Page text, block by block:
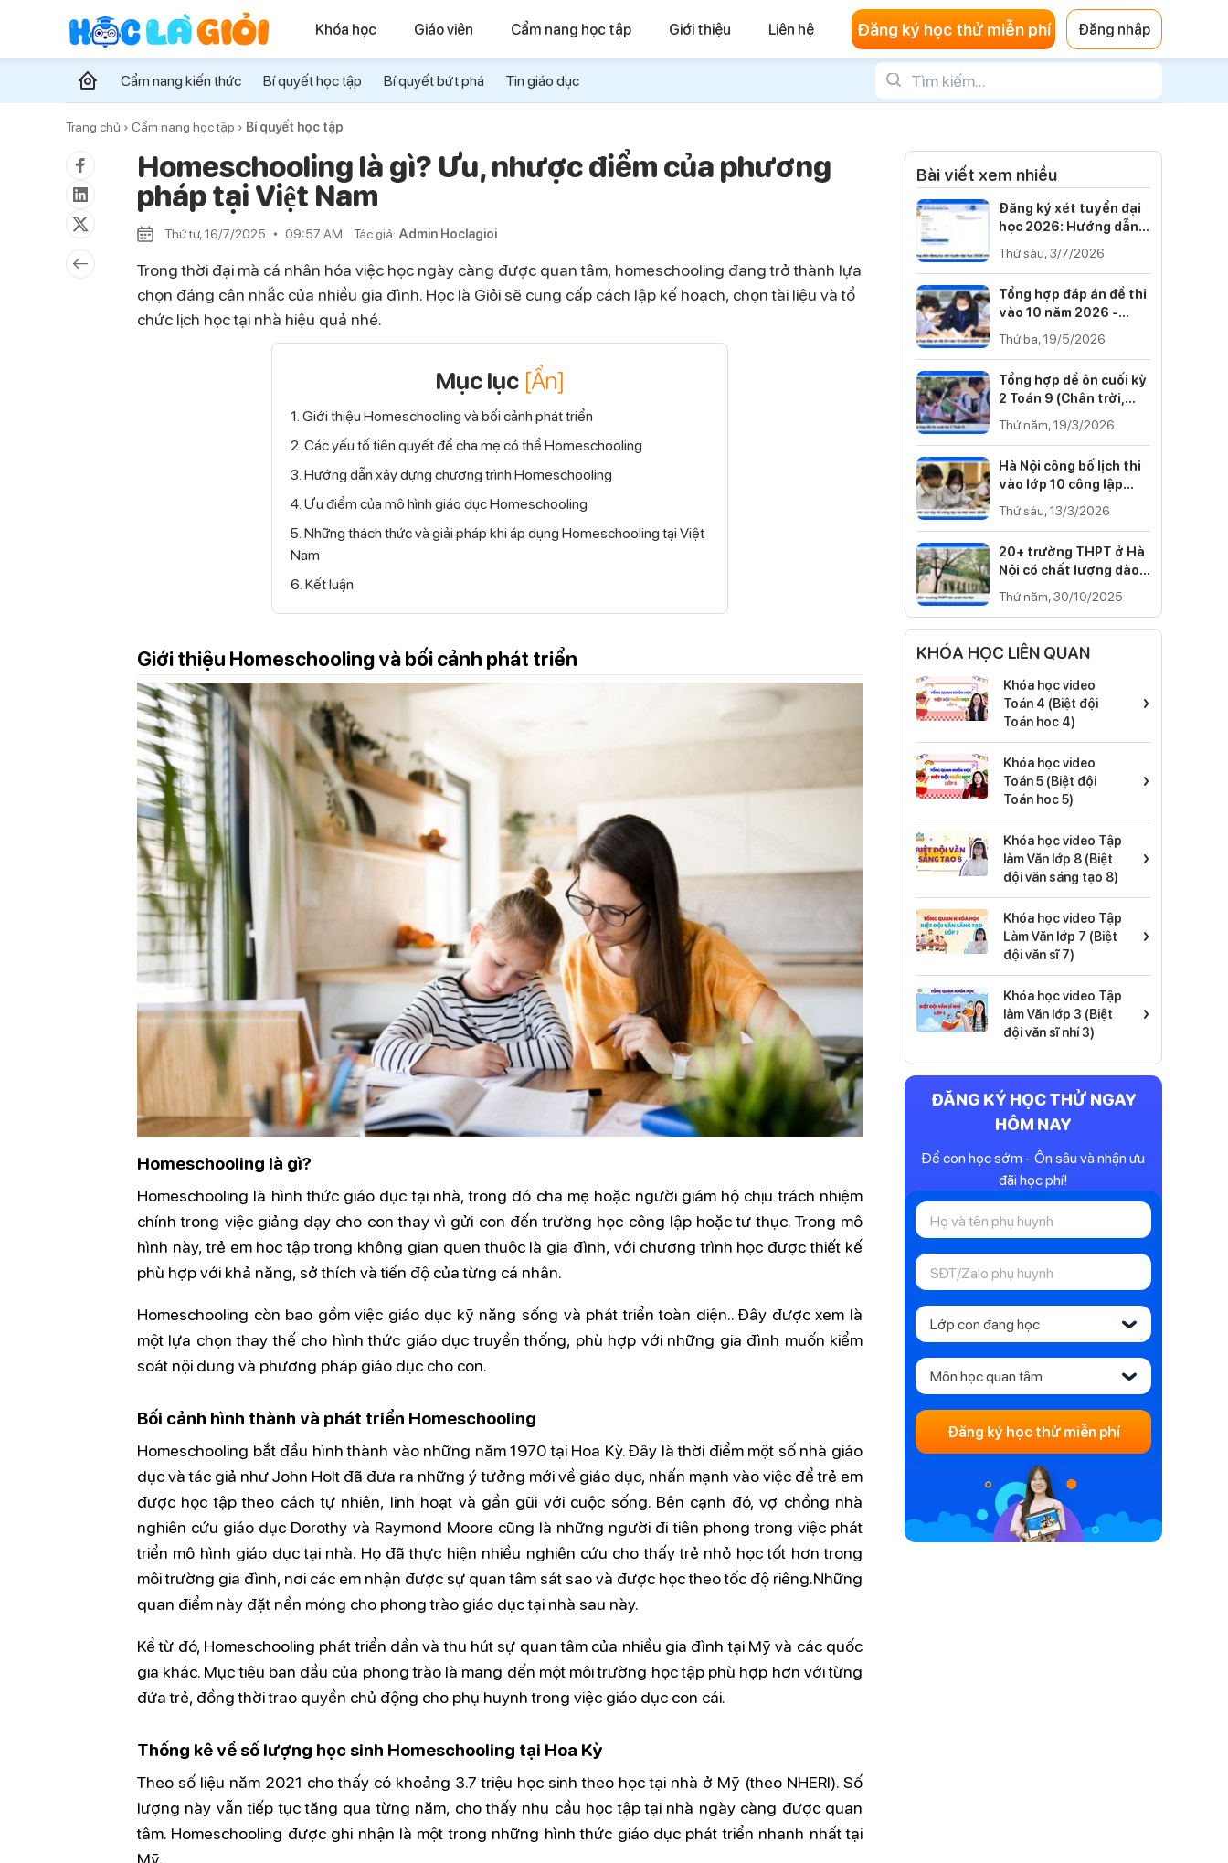
Khóa học Giáo viên Cẩm nang học tập Giới thiệu Liên hệ Đăng ký học thử miễn phí Đăng nhập
Cẩm nang kiến thức Bí quyết học tập Bí quyết bứt phá Tin giáo dục
Trang chủ › Cẩm nang học tập › Bí quyết học tập
Homeschooling là gì? Ưu, nhược điểm của phương
pháp tại Việt Nam
Thứ tư, 16/7/2025 09:57 AM Tác giả: Admin Hoclagioi
Trong thời đại mà cá nhân hóa việc học ngày càng được quan tâm, homeschooling đang trở thành lựa
chọn đáng cân nhắc của nhiều gia đình. Học là Giỏi sẽ cung cấp cách lập kế hoạch, chọn tài liệu và tổ
chức lịch học tại nhà hiệu quả nhé.
Mục lục [Ẩn]
1. Giới thiệu Homeschooling và bối cảnh phát triển
2. Các yếu tố tiên quyết để cha mẹ có thể Homeschooling
3. Hướng dẫn xây dựng chương trình Homeschooling
4. Ưu điểm của mô hình giáo dục Homeschooling
5. Những thách thức và giải pháp khi áp dụng Homeschooling tại Việt
Nam
6. Kết luận
Giới thiệu Homeschooling và bối cảnh phát triển
Homeschooling là gì?
Homeschooling là hình thức giáo dục tại nhà, trong đó cha mẹ hoặc người giám hộ chịu trách nhiệm
chính trong việc giảng dạy cho con thay vì gửi con đến trường học công lập hoặc tư thục. Trong mô
hình này, trẻ em học tập trong không gian quen thuộc là gia đình, với chương trình học được thiết kế
phù hợp với khả năng, sở thích và tiến độ của từng cá nhân.
Homeschooling còn bao gồm việc giáo dục kỹ năng sống và phát triển toàn diện.. Đây được xem là
một lựa chọn thay thế cho hình thức giáo dục truyền thống, phù hợp với những gia đình muốn kiểm
soát nội dung và phương pháp giáo dục cho con.
Bối cảnh hình thành và phát triển Homeschooling
Homeschooling bắt đầu hình thành vào những năm 1970 tại Hoa Kỳ. Đây là thời điểm một số nhà giáo
dục và tác giả như John Holt đã đưa ra những ý tưởng mới về giáo dục, nhấn mạnh vào việc để trẻ em
được học tập theo cách tự nhiên, linh hoạt và gần gũi với cuộc sống. Bên cạnh đó, vợ chồng nhà
nghiên cứu giáo dục Dorothy và Raymond Moore cũng là những người đi tiên phong trong việc phát
triển mô hình giáo dục tại nhà. Họ đã thực hiện nhiều nghiên cứu cho thấy trẻ nhỏ học tốt hơn trong
môi trường gia đình, nơi các em nhận được sự quan tâm sát sao và được học theo tốc độ riêng.Những
quan điểm này đặt nền móng cho phong trào giáo dục tại nhà sau này.
Kể từ đó, Homeschooling phát triển dần và thu hút sự quan tâm của nhiều gia đình tại Mỹ và các quốc
gia khác. Mục tiêu ban đầu của phong trào là mang đến một môi trường học tập phù hợp hơn với từng
đứa trẻ, đồng thời trao quyền chủ động cho phụ huynh trong việc giáo dục con cái.
Thống kê về số lượng học sinh Homeschooling tại Hoa Kỳ
Theo số liệu năm 2021 cho thấy có khoảng 3.7 triệu học sinh theo học tại nhà ở Mỹ (theo NHERI). Số
lượng này vẫn tiếp tục tăng qua từng năm, cho thấy nhu cầu học tập tại nhà ngày càng được quan
tâm. Homeschooling được ghi nhận là một trong những hình thức giáo dục phát triển nhanh nhất tại
Mỹ.
Bài viết xem nhiều
Đăng ký xét tuyển đại
học 2026: Hướng dẫn
từng bước
Thứ sáu, 3/7/2026
Tổng hợp đáp án đề thi
vào 10 năm 2026 -
2027 của 34 tỉnh thành
Thứ ba, 19/5/2026
Tổng hợp đề ôn cuối kỳ
2 Toán 9 (Chân trời,
Cánh diều, Kết nối tri
thức)
Thứ năm, 19/3/2026
Hà Nội công bố lịch thi
vào lớp 10 công lập
năm 2026
Thứ sáu, 13/3/2026
20+ trường THPT ở Hà
Nội có chất lượng đào
tạo tốt nhất 2025
Thứ năm, 30/10/2025
KHÓA HỌC LIÊN QUAN
Khóa học video
Toán 4 (Biệt đội
Toán hoc 4)
›
Khóa học video
Toán 5 (Biệt đội
Toán hoc 5)
›
Khóa học video Tập
làm Văn lớp 8 (Biệt
đội văn sáng tạo 8)
›
Khóa học video Tập
Làm Văn lớp 7 (Biệt
đội văn sĩ 7)
›
Khóa học video Tập
làm Văn lớp 3 (Biệt
đội văn sĩ nhí 3)
›
ĐĂNG KÝ HỌC THỬ NGAY
HÔM NAY
Để con học sớm - Ôn sâu và nhận ưu
đãi học phí!
Lớp con đang học ‹
Môn học quan tâm ‹
Đăng ký học thử miễn phí